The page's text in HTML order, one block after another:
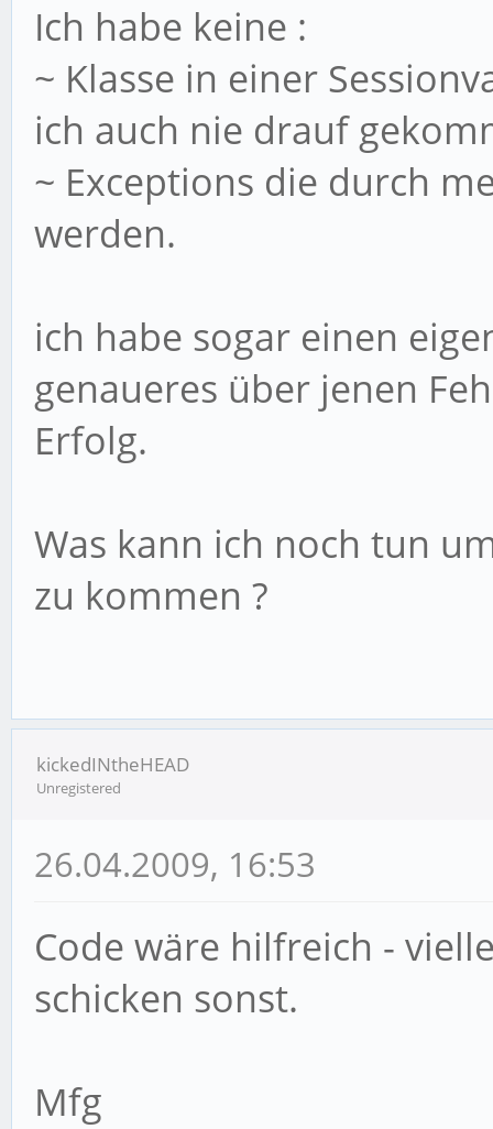
Ich habe keine :
~ Klasse in einer
ich auch nie drauf
~ Exceptions die durch
werden.
ich habe sogar einen
genaueres über jenen
Erfolg.
Was kann ich noch tun
zu kommen ?
kickedINtheHEAD
Unregistered
26.04.2009, 16:53
Code wäre hilfreich -
schicken sonst.
Mfg